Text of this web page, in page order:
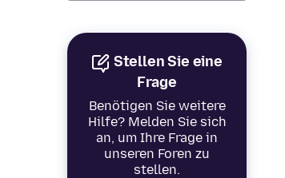
Stellen Sie eine
Frage
Benötigen Sie weitere
Hilfe? Melden Sie sich
an, um Ihre Frage in
unseren Foren zu
stellen.